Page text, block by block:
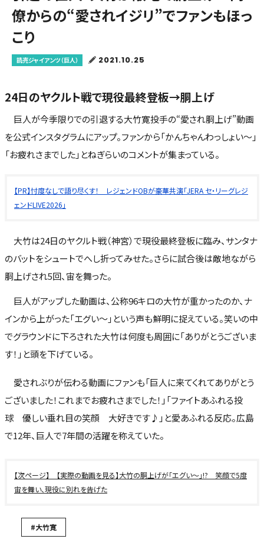
僚からの“愛されイジリ”でファンもほっ
こり
読売ジャイアンツ（巨人） 2021.10.25
24日のヤクルト戦で現役最終登板→胴上げ
巨人が今季限りでの引退する大竹寛投手の“愛され胴上げ”動画
を公式インスタグラムにアップ。ファンから「かんちゃんわっしょい～」
「お疲れさまでした」とねぎらいのコメントが集まっている。
【PR】忖度なしで語り尽くす！ レジェンドOBが豪華共演「JERA セ・リーグレジ
ェンドLIVE2026」
大竹は24日のヤクルト戦（神宮）で現役最終登板に臨み、サンタナ
のバットをシュートでへし折ってみせた。さらに試合後は敵地ながら
胴上げされ5回、宙を舞った。
巨人がアップした動画は、公称96キロの大竹が重かったのか、ナ
インから上がった「エグい～」という声も鮮明に捉えている。笑いの中
でグラウンドに下ろされた大竹は何度も周囲に「ありがとうございま
す！」と頭を下げている。
愛されぶりが伝わる動画にファンも「巨人に来てくれてありがとう
ございました！これまでお疲れさまでした！」「ファイトあふれる投
球 優しい垂れ目の笑顔 大好きです♪」と愛あふれる反応。広島
で12年、巨人で7年間の活躍を称えていた。
【実際の動画を見る】大竹の胴上げが「エグい～」!? 笑顔で5度
宙を舞い、現役に別れを告げた
#大竹寛